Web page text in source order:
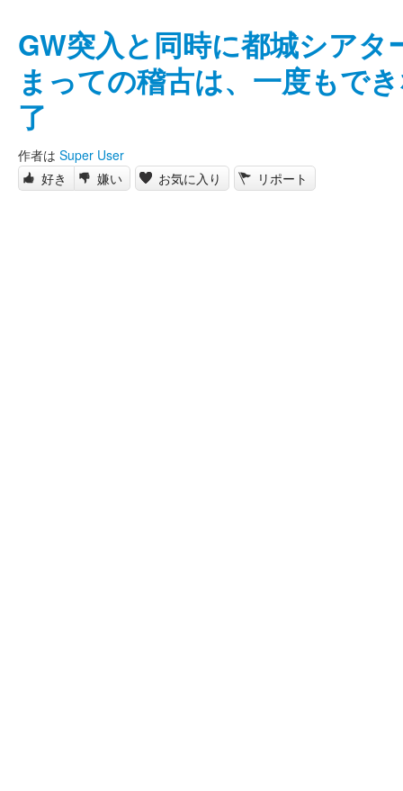
GW突入と同時に都城シア
まっての稽古は、一度もで
了
作者は Super User
好き
嫌い お気に入り リポート